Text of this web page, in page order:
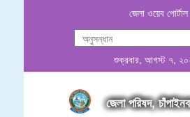
জেলা ওয়েব পোর্টাল
শুক্রবার, আগস্ট ৭,
জেলা পরিষদ,